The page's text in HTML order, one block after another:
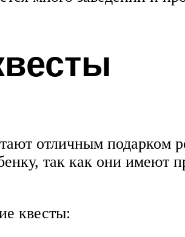
отличным подарком
так как они имеют
квесты: